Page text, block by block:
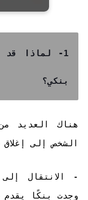
1- لماذا قد
بنكي؟
هناك العديد
الشخص إلى
- الانتقال
وجدت بنكًا